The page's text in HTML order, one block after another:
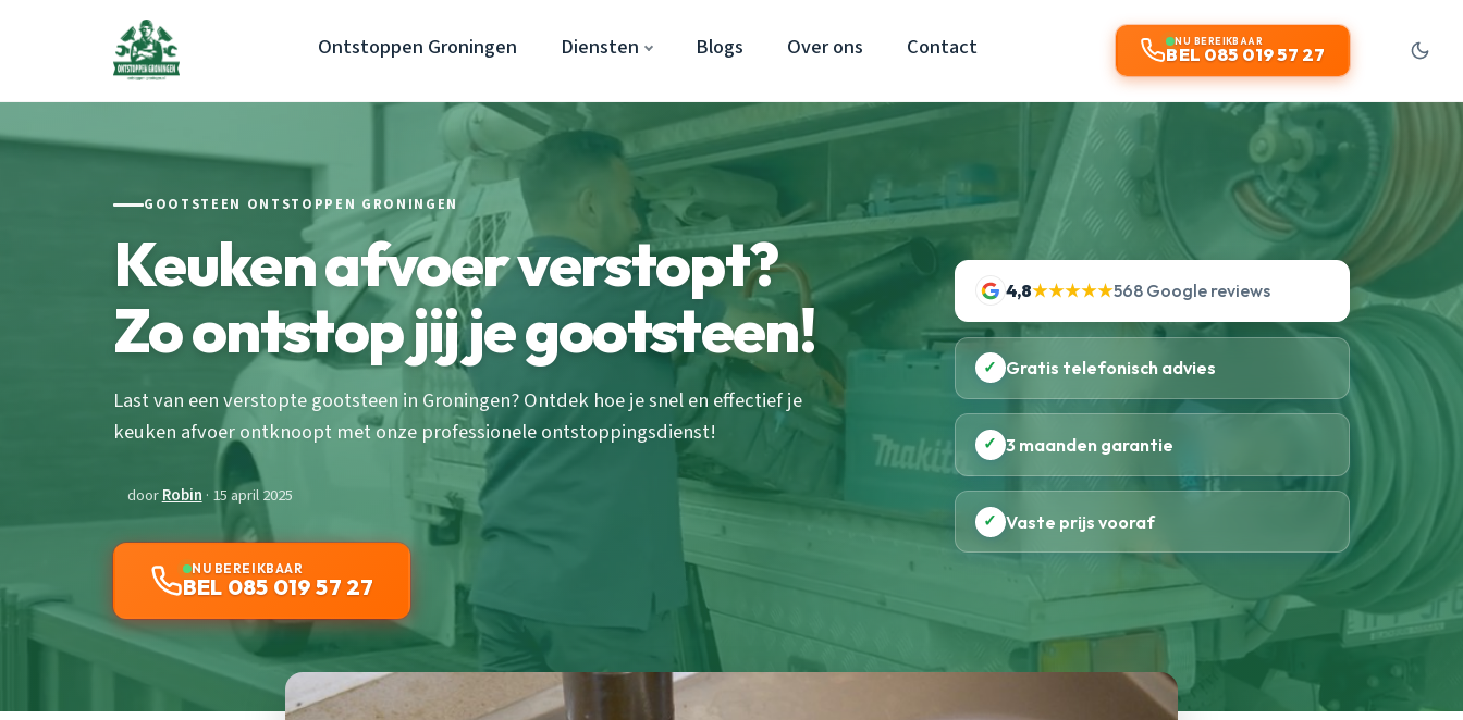
Ontstoppen Groningen Diensten Blogs Over ons Contact NU BEREIKBAAR
BEL 085 019 57 27
GOOTSTEEN ONTSTOPPEN GRONINGEN
Keuken afvoer verstopt?
Zo ontstop jij je gootsteen!
Last van een verstopte gootsteen in Groningen? Ontdek hoe je snel en effectief je
keuken afvoer ontknoopt met onze professionele ontstoppingsdienst!
doorRobin · 15 april 2025
NU BEREIKBAAR
BEL 085 019 57 27
4,8★★★★★568 Google reviews
✓ Gratis telefonisch advies
✓ 3 maanden garantie
✓ Vaste prijs vooraf